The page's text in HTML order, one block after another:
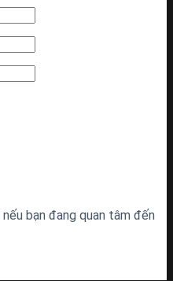
bạn đang quan tâm đến